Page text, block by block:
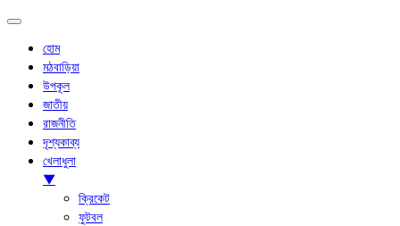
হোম
মঠবাড়িয়া
উপকূল
জাতীয়
রাজনীতি
দৃশ্যকাব্য
খেলাধুলা
▼
ক্রিকেট
ফুটবল